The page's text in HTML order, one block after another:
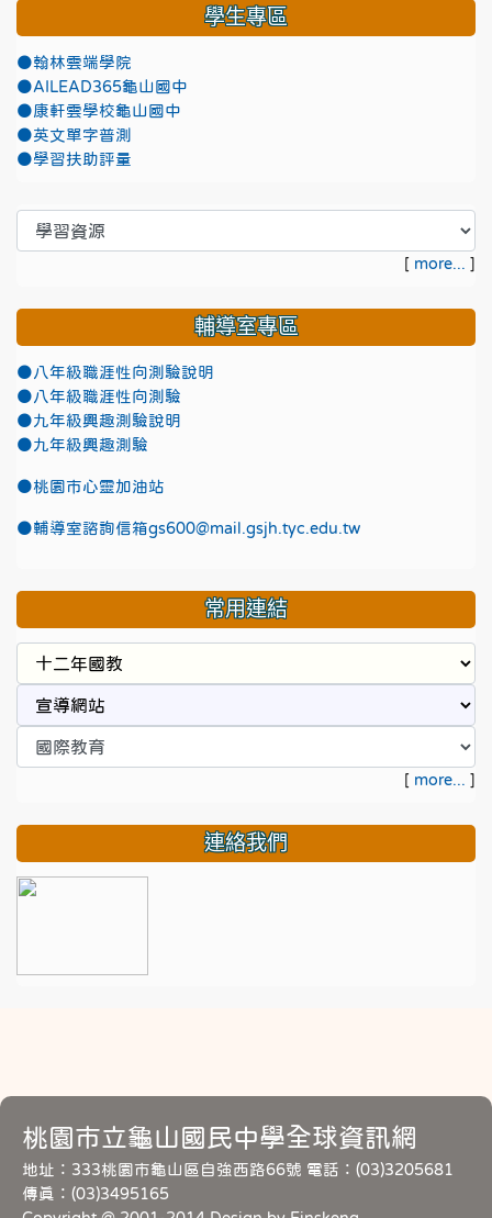
學生專區
●翰林雲端學院
●AILEAD365龜山國中
●康軒雲學校龜山國中
●英文單字普測
●學習扶助評量
[ more... ]
輔導室專區
●八年級職涯性向測驗說明
●八年級職涯性向測驗
●九年級興趣測驗說明
●九年級興趣測驗
●桃園市心靈加油站
●輔導室諮詢信箱gs600@mail.gsjh.tyc.edu.tw
常用連結
[ more... ]
連絡我們
桃園市立龜山國民中學全球資訊網
地址：333桃園市龜山區自強西路66號 電話：(03)3205681
傳真：(03)3495165